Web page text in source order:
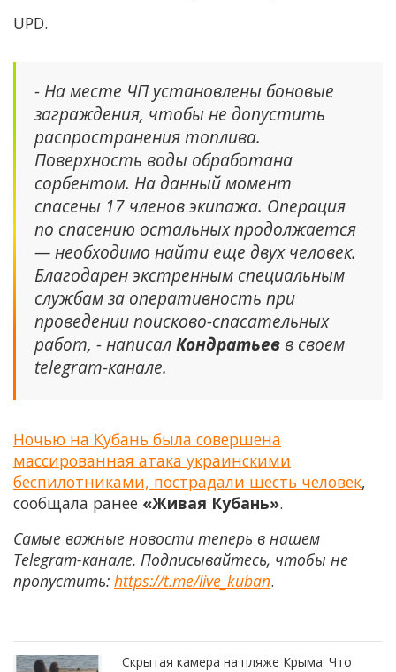
UPD.
- На месте ЧП установлены боновые
заграждения, чтобы не допустить
распространения топлива.
Поверхность воды обработана
сорбентом. На данный момент
спасены 17 членов экипажа. Операция
по спасению остальных продолжается
— необходимо найти еще двух человек.
Благодарен экстренным специальным
службам за оперативность при
проведении поисково-спасательных
работ, - написалКондратьев в своем
telegram-канале.
Ночью на Кубань была совершена
массированная атака украинскими
беспилотниками, пострадали шесть человек,
сообщала ранее «Живая Кубань».
Самые важные новости теперь в нашем
Telegram-канале. Подписывайтесь, чтобы не
пропустить: https://t.me/live_kuban.
Скрытая камера на пляже Крыма: Что